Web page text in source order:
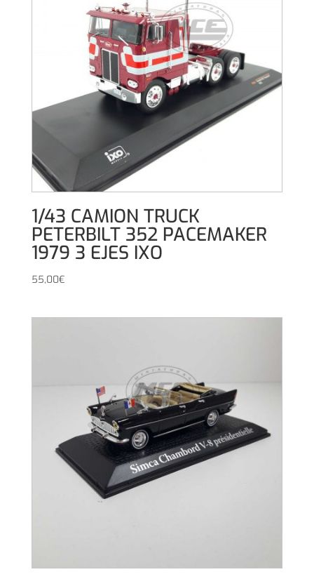
1/43 CAMION TRUCK
PETERBILT 352 PACEMAKER
1979 3 EJES IXO
55,00€